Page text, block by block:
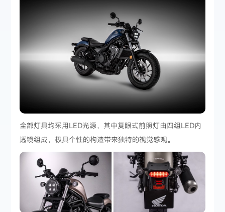
全部灯具均采用LED光源，其中复眼式前照灯由四组LED内
透镜组成，极具个性的构造带来独特的视觉感观。